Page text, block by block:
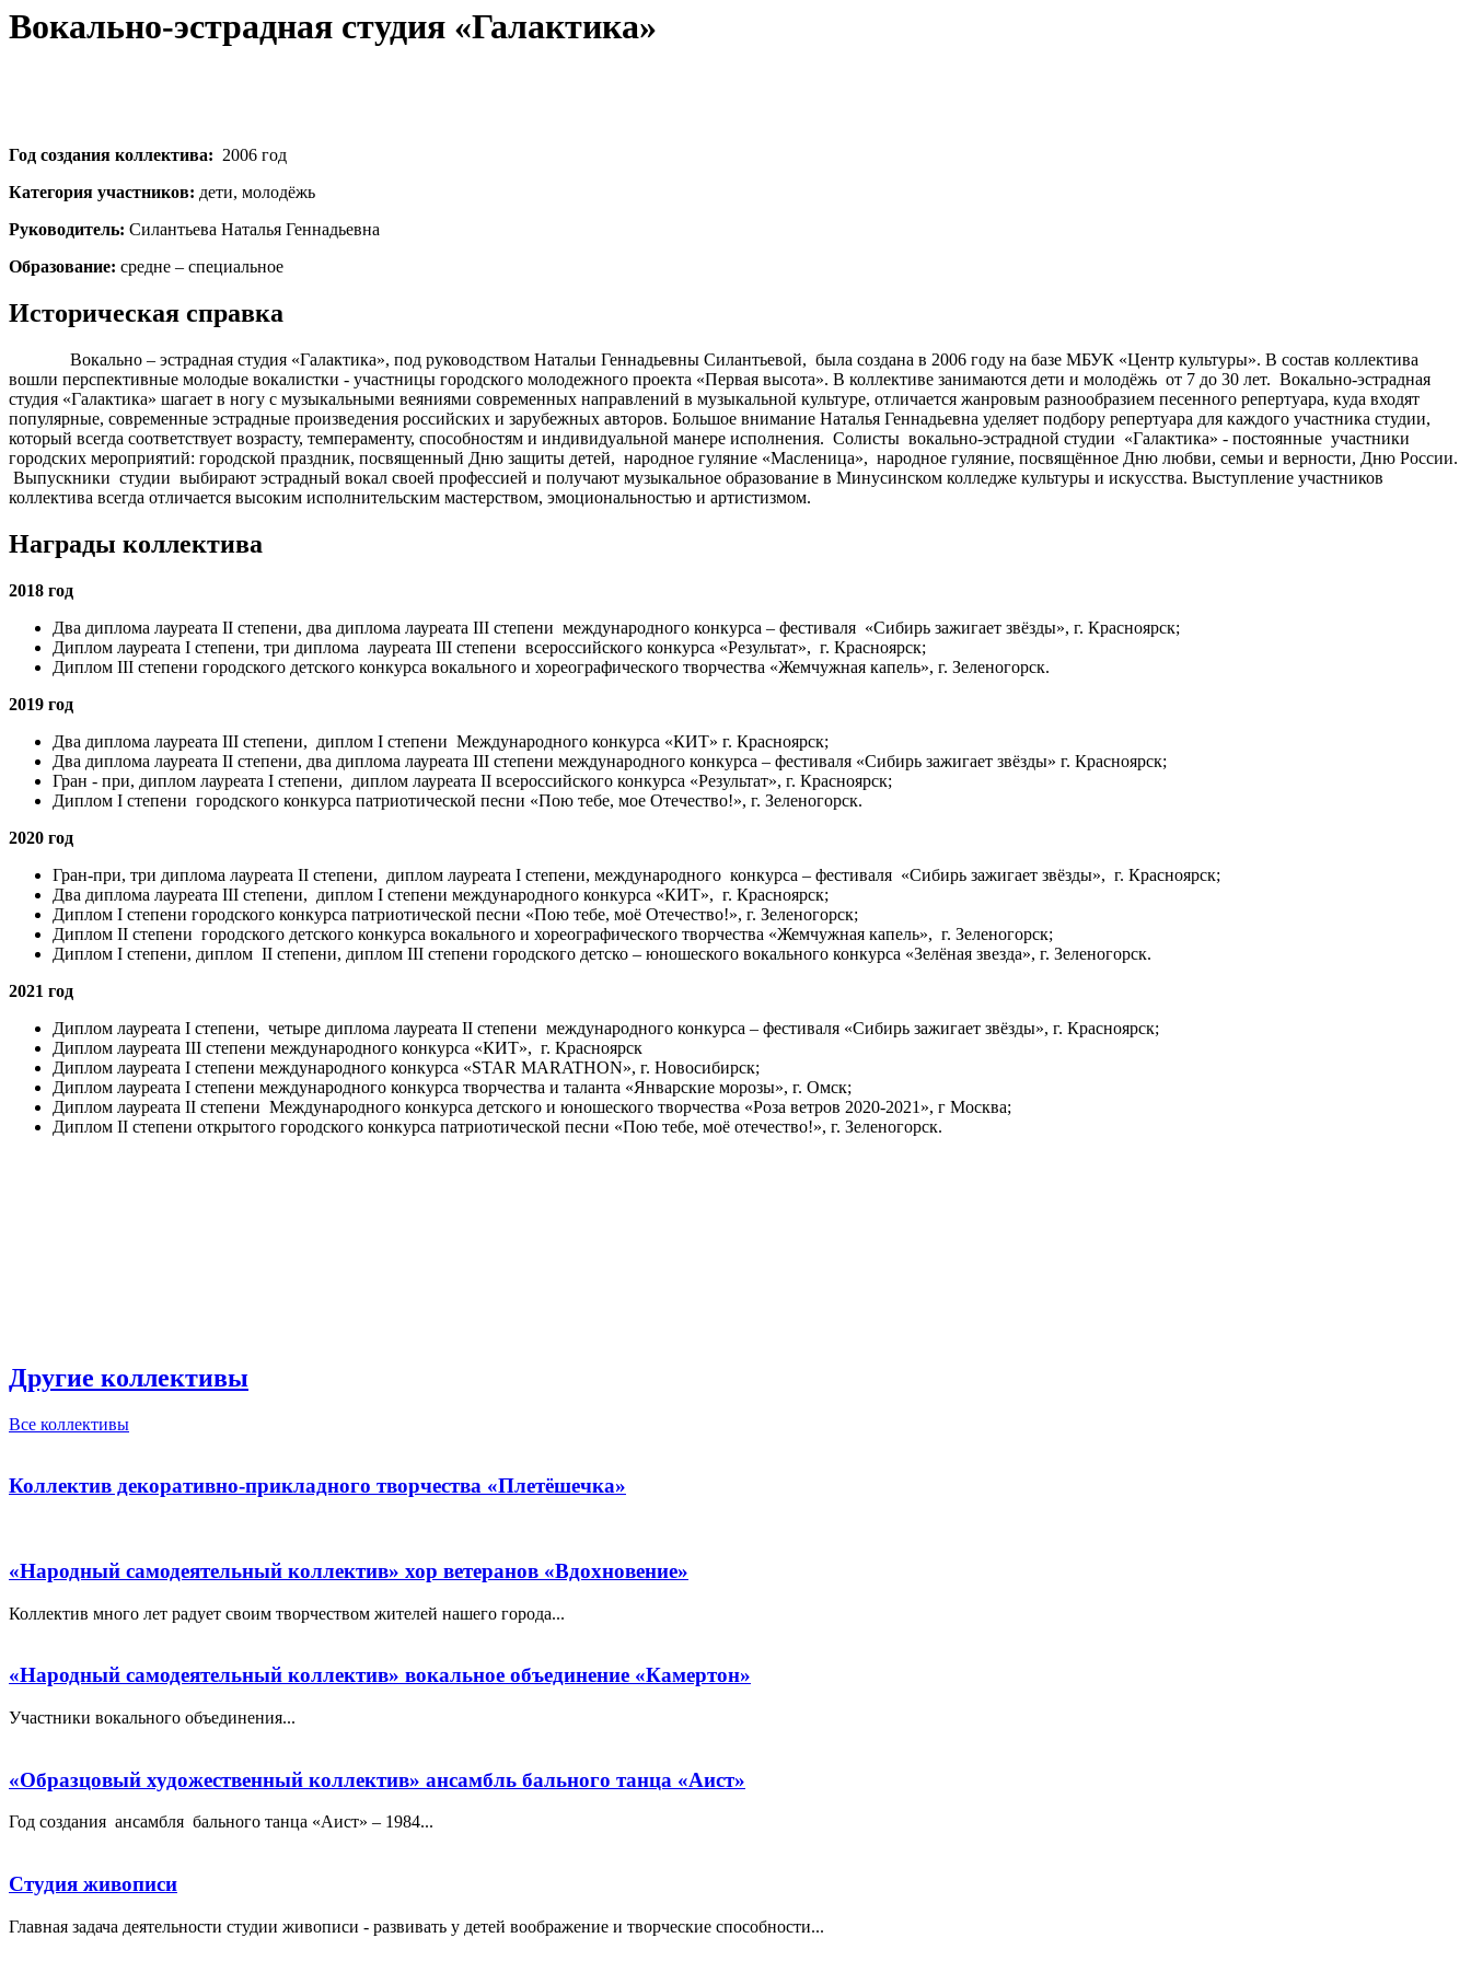
Вокально-эстрадная студия «Галактика»
Год создания коллектива: 2006 год
Категория участников: дети, молодёжь
Руководитель: Силантьева Наталья Геннадьевна
Образование: средне – специальное
Историческая справка
Вокально – эстрадная студия «Галактика», под руководством Натальи Геннадьевны Силантьевой, была создана в 2006 году на базе МБУК «Центр культуры». В состав коллектива
вошли перспективные молодые вокалистки - участницы городского молодежного проекта «Первая высота». В коллективе занимаются дети и молодёжь от 7 до 30 лет. Вокально-эстрадная
студия «Галактика» шагает в ногу с музыкальными веяниями современных направлений в музыкальной культуре, отличается жанровым разнообразием песенного репертуара, куда входят
популярные, современные эстрадные произведения российских и зарубежных авторов. Большое внимание Наталья Геннадьевна уделяет подбору репертуара для каждого участника студии,
который всегда соответствует возрасту, темпераменту, способностям и индивидуальной манере исполнения. Солисты вокально-эстрадной студии «Галактика» - постоянные участники
городских мероприятий: городской праздник, посвященный Дню защиты детей, народное гуляние «Масленица», народное гуляние, посвящённое Дню любви, семьи и верности, Дню России.
Выпускники студии выбирают эстрадный вокал своей профессией и получают музыкальное образование в Минусинском колледже культуры и искусства. Выступление участников
коллектива всегда отличается высоким исполнительским мастерством, эмоциональностью и артистизмом.
Награды коллектива
2018 год
Два диплома лауреата II степени, два диплома лауреата III степени международного конкурса – фестиваля «Сибирь зажигает звёзды», г. Красноярск;
Диплом лауреата I степени, три диплома лауреата III степени всероссийского конкурса «Результат», г. Красноярск;
Диплом III степени городского детского конкурса вокального и хореографического творчества «Жемчужная капель», г. Зеленогорск.
2019 год
Два диплома лауреата III степени, диплом I степени Международного конкурса «КИТ» г. Красноярск;
Два диплома лауреата II степени, два диплома лауреата III степени международного конкурса – фестиваля «Сибирь зажигает звёзды» г. Красноярск;
Гран - при, диплом лауреата I степени, диплом лауреата II всероссийского конкурса «Результат», г. Красноярск;
Диплом I степени городского конкурса патриотической песни «Пою тебе, мое Отечество!», г. Зеленогорск.
2020 год
Гран-при, три диплома лауреата II степени, диплом лауреата I степени, международного конкурса – фестиваля «Сибирь зажигает звёзды», г. Красноярск;
Два диплома лауреата III степени, диплом I степени международного конкурса «КИТ», г. Красноярск;
Диплом I степени городского конкурса патриотической песни «Пою тебе, моё Отечество!», г. Зеленогорск;
Диплом II степени городского детского конкурса вокального и хореографического творчества «Жемчужная капель», г. Зеленогорск;
Диплом I степени, диплом II степени, диплом III степени городского детско – юношеского вокального конкурса «Зелёная звезда», г. Зеленогорск.
2021 год
Диплом лауреата I степени, четыре диплома лауреата II степени международного конкурса – фестиваля «Сибирь зажигает звёзды», г. Красноярск;
Диплом лауреата III степени международного конкурса «КИТ», г. Красноярск
Диплом лауреата I степени международного конкурса «STAR MARATHON», г. Новосибирск;
Диплом лауреата I степени международного конкурса творчества и таланта «Январские морозы», г. Омск;
Диплом лауреата II степени Международного конкурса детского и юношеского творчества «Роза ветров 2020-2021», г Москва;
Диплом II степени открытого городского конкурса патриотической песни «Пою тебе, моё отечество!», г. Зеленогорск.
Другие коллективы
Все коллективы
Коллектив декоративно-прикладного творчества «Плетёшечка»
«Народный самодеятельный коллектив» хор ветеранов «Вдохновение»
Коллектив много лет радует своим творчеством жителей нашего города...
«Народный самодеятельный коллектив» вокальное объединение «Камертон»
Участники вокального объединения...
«Образцовый художественный коллектив» ансамбль бального танца «Аист»
Год создания ансамбля бального танца «Аист» – 1984...
Студия живописи
Главная задача деятельности студии живописи - развивать у детей воображение и творческие способности...